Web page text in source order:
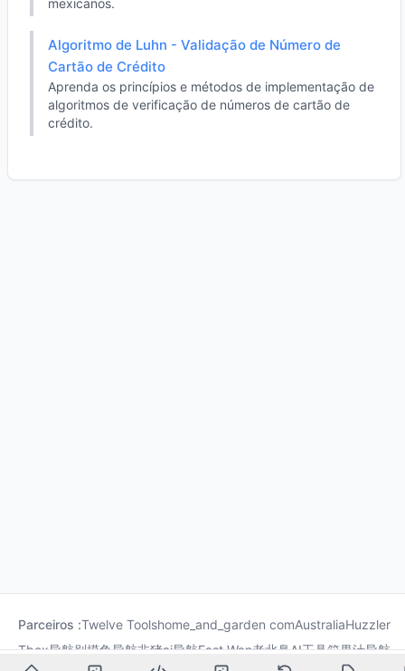
mexicanos.
Algoritmo de Luhn - Validação de Número de
Cartão de Crédito
Aprenda os princípios e métodos de implementação de
algoritmos de verificação de números de cartão de
crédito.
Parceiros :Twelve Toolshome_and_garden comAustraliaHuzzler
Tbox导航别摸鱼导航非猪ai导航Fast Wan老北鼻AI工具箱果汁导航
龙喵导航